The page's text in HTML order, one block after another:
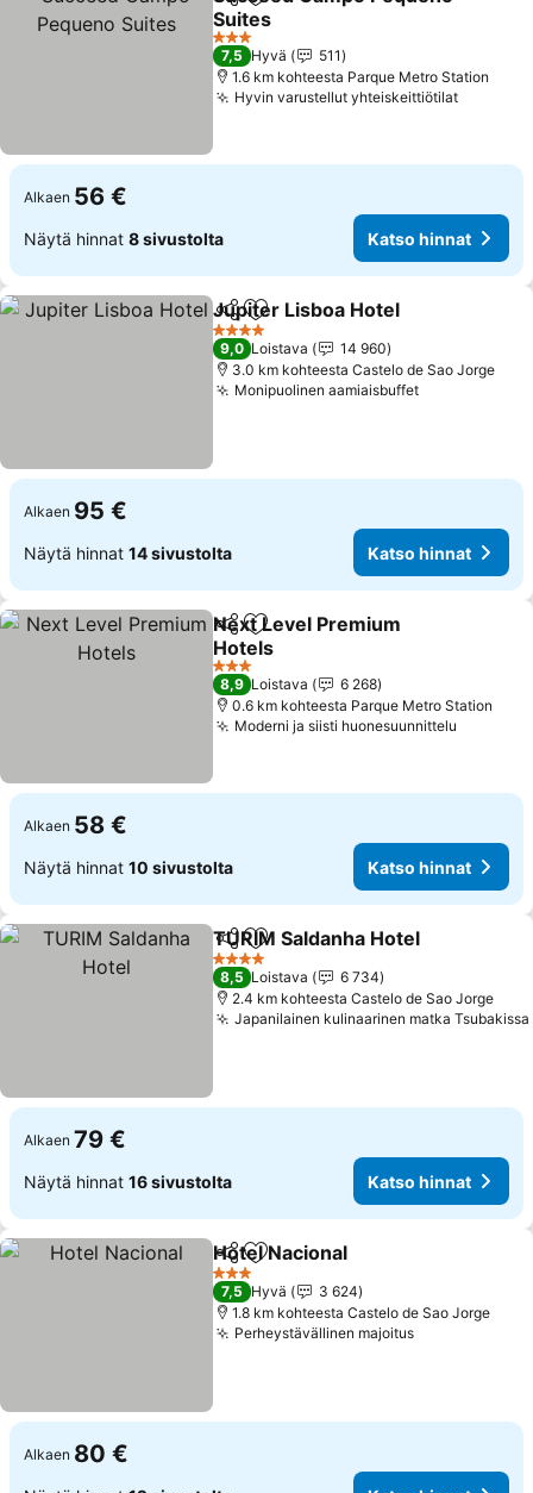
Jaa Lisää suosikkeihin
Suites
Katso hinnat
3 Tähtiluokitus
7,5 Hyvä
511
1.6 km kohteesta Parque Metro Station
Hyvin varustellut yhteiskeittiötilatKatso
Alkaen 56 €
Näytä hinnat 8 sivustolta Katso hinnat
Jaa Lisää suosikkeihin
Jupiter Lisboa Hotel
4 Tähtiluokitus
9,0 Loistava
14 960
3.0 km kohteesta Castelo de Sao Jorge
Monipuolinen aamiaisbuffetKatso hinnat
Alkaen 95 €
Näytä hinnat 14 sivustolta Katso hinnat
Jaa Lisää suosikkeihin
Next Level Premium
Hotels
Katso hinnat
3 Tähtiluokitus
8,9 Loistava
6 268
0.6 km kohteesta Parque Metro Station
Moderni ja siisti huonesuunnittelu
Alkaen 58 €
Näytä hinnat 10 sivustolta Katso hinnat
Jaa Lisää suosikkeihin
TURIM Saldanha Hotel
4 Tähtiluokitus
8,5 Loistava
6 734
2.4 km kohteesta Castelo de Sao Jorge
Japanilainen kulinaarinen matka Tsubakissa
Alkaen 79 €
Näytä hinnat 16 sivustolta Katso hinnat
Jaa Lisää suosikkeihin
Hotel Nacional
3 Tähtiluokitus
7,5 Hyvä
3 624
1.8 km kohteesta Castelo de Sao Jorge
Perheystävällinen majoitusKatso hinnat
Alkaen 80 €